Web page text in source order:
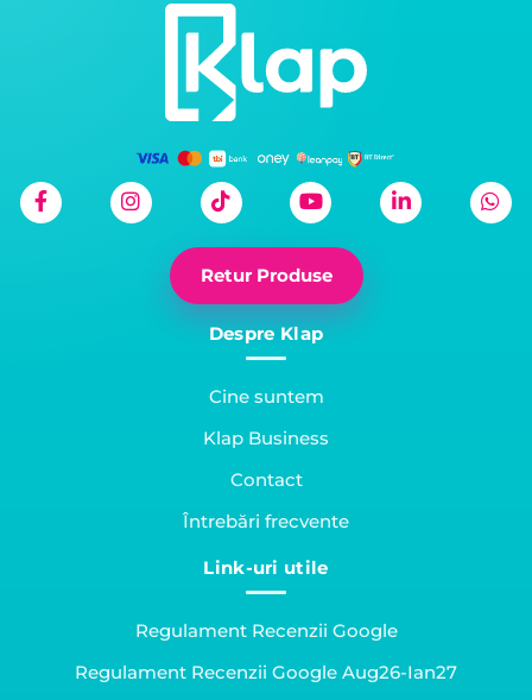
Retur Produse
Despre Klap
Cine suntem
Klap Business
Contact
Întrebări frecvente
Link-uri utile
Regulament Recenzii Google
Regulament Recenzii Google Aug26-Ian27